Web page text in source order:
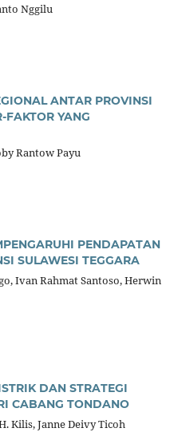
Nggilu
ANTAR PROVINSI
YANG
Rantow Payu
PENDAPATAN
SULAWESI TEGGARA
Ivan Rahmat Santoso, Herwin
DAN STRATEGI
CABANG TONDANO
Kilis, Janne Deivy Ticoh